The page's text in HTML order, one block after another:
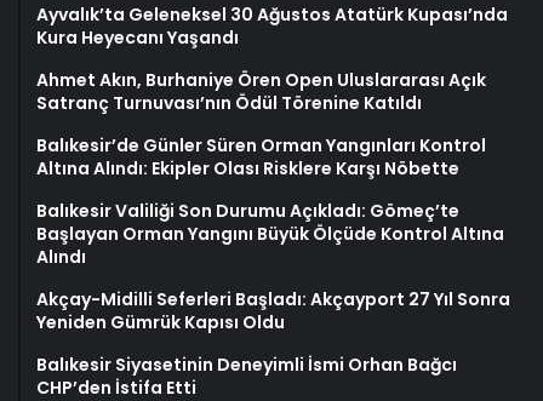
Ayvalık’ta Geleneksel 30 Ağustos Atatürk Kupası’nda
Kura Heyecanı Yaşandı
Ahmet Akın, Burhaniye Ören Open Uluslararası Açık
Satranç Turnuvası’nın Ödül Törenine Katıldı
Balıkesir’de Günler Süren Orman Yangınları Kontrol
Altına Alındı: Ekipler Olası Risklere Karşı Nöbette
Balıkesir Valiliği Son Durumu Açıkladı: Gömeç’te
Başlayan Orman Yangını Büyük Ölçüde Kontrol Altına
Alındı
Akçay-Midilli Seferleri Başladı: Akçayport 27 Yıl Sonra
Yeniden Gümrük Kapısı Oldu
Balıkesir Siyasetinin Deneyimli İsmi Orhan Bağcı
CHP’den İstifa Etti